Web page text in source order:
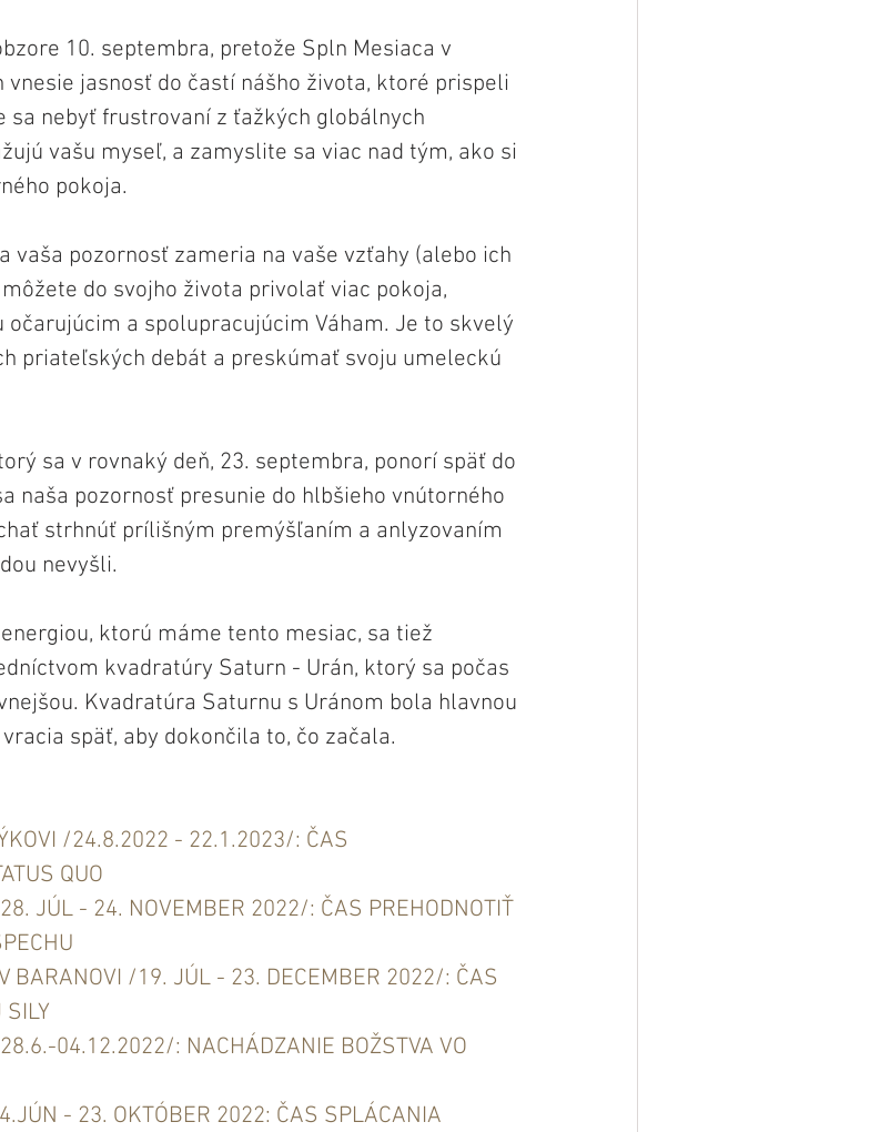
10. septembra, pretože Spln Mesiaca v
jasnosť do častí nášho života, ktoré prispeli
sa nebyť frustrovaní z ťažkých globálnych
vašu myseľ, a zamyslite sa viac nad tým, ako si
pokoja.
vaša pozornosť zameria na vaše vzťahy (alebo ich
do svojho života privolať viac pokoja,
a spolupracujúcim Váham. Je to skvelý
priateľských debát a preskúmať svoju umeleckú
sa v rovnaký deň, 23. septembra, ponorí späť do
naša pozornosť presunie do hlbšieho vnútorného
strhnúť prílišným premýšľaním a anlyzovaním
nevyšli.
ktorú máme tento mesiac, sa tiež
kvadratúry Saturn - Urán, ktorý sa počas
Kvadratúra Saturnu s Uránom bola hlavnou
späť, aby dokončila to, čo začala.
/24.8.2022 - 22.1.2023/: ČAS
QUO
JÚL - 24. NOVEMBER 2022/: ČAS PREHODNOTIŤ
BARANOVI /19. JÚL - 23. DECEMBER 2022/: ČAS
04.12.2022/: NACHÁDZANIE BOŽSTVA VO
- 23. OKTÓBER 2022: ČAS SPLÁCANIA